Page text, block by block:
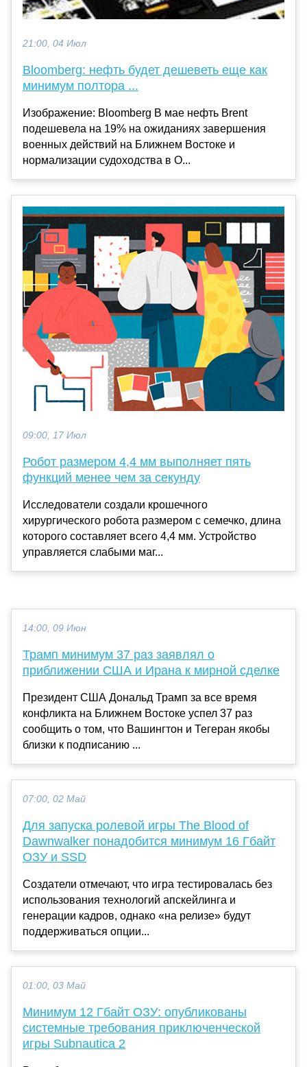
21:00, 04 Июл
Bloomberg: нефть будет дешеветь еще как
минимум полтора ...
Изображение: Bloomberg В мае нефть Brent
подешевела на 19% на ожиданиях завершения
военных действий на Ближнем Востоке и
нормализации судоходства в О...
09:00, 17 Июл
Робот размером 4,4 мм выполняет пять
функций менее чем за секунду
Исследователи создали крошечного
хирургического робота размером с семечко, длина
которого составляет всего 4,4 мм. Устройство
управляется слабыми маг...
14:00, 09 Июн
Трамп минимум 37 раз заявлял о
приближении США и Ирана к мирной сделке
Президент США Дональд Трамп за все время
конфликта на Ближнем Востоке успел 37 раз
сообщить о том, что Вашингтон и Тегеран якобы
близки к подписанию ...
07:00, 02 Май
Для запуска ролевой игры The Blood of
Dawnwalker понадобится минимум 16 Гбайт
ОЗУ и SSD
Создатели отмечают, что игра тестировалась без
использования технологий апскейлинга и
генерации кадров, однако «на релизе» будут
поддерживаться опции...
01:00, 03 Май
Минимум 12 Гбайт ОЗУ: опубликованы
системные требования приключенческой
игры Subnautica 2